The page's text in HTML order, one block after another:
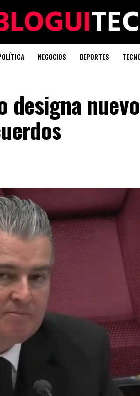
NEGOCIOS DEPORTES
designa nuevo